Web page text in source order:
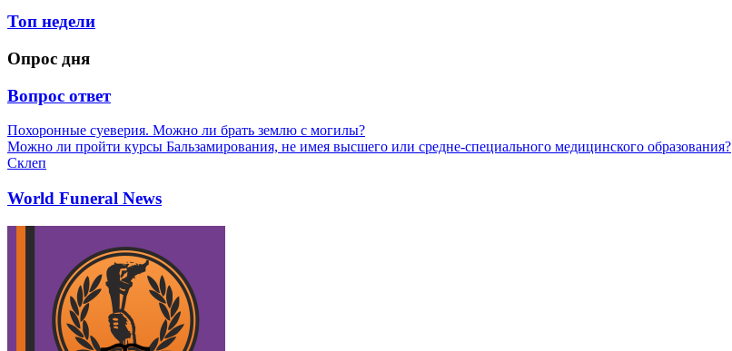
Топ недели
Опрос дня
Вопрос ответ
Похоронные суеверия. Можно ли брать землю с могилы?
Можно ли пройти курсы Бальзамирования, не имея высшего или средне-специального медицинского образования?
Склеп
World Funeral News